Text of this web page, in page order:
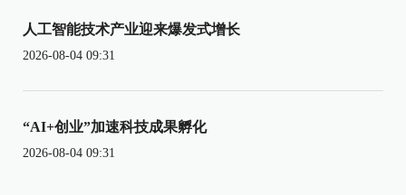
人工智能技术产业迎来爆发式增长
2026-08-04 09:31
“AI+创业”加速科技成果孵化
2026-08-04 09:31